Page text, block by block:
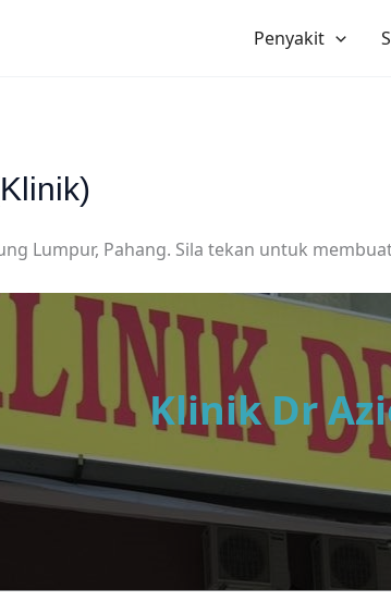
Penyakit
Lumpur, Pahang. Sila tekan untuk
Klinik Dr